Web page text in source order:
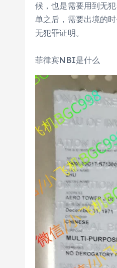
候，也是需要用到无
单之后，需要出境的
无犯罪证明。
菲律宾NBI是什么